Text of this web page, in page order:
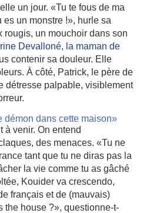
un jour. «Tu te fous de ma
es un monstre !», hurle sa
rougis, un mouchoir dans son
Devalloné, la maman de
contenir sa douleur. Elle
À côté, Patrick, le père de
détresse palpable, visiblement
démon dans cette maison»
à venir. On entend
des menaces. «Tu ne
tant que tu ne diras pas la
la vie comme tu as gâché
Kouider va crescendo,
français et de (mauvais)
the house ?», questionne-t-